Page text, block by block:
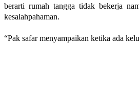
berarti rumah tangga tidak bekerja
kesalahpahaman.
“Pak safar menyampaikan ketika ada